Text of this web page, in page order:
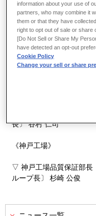
川崎造船は、2003年10
す。
[人事異動] ※〔 〕は旧職
《技術本部》
▽ 技術本部基本設計部長
▽ 技術本部参与（新規プ
長〕 谷村 仁司
《神戸工場》
▽ 神戸工場品質保証部長
ループ長〕 杉崎 公俊
information about your use of
partners, who may combine it
them or that they have
right to opt out of sale or share
[Do Not Sell or Share My
have detected an opt-out
Cookie Policy
Change your sell or share